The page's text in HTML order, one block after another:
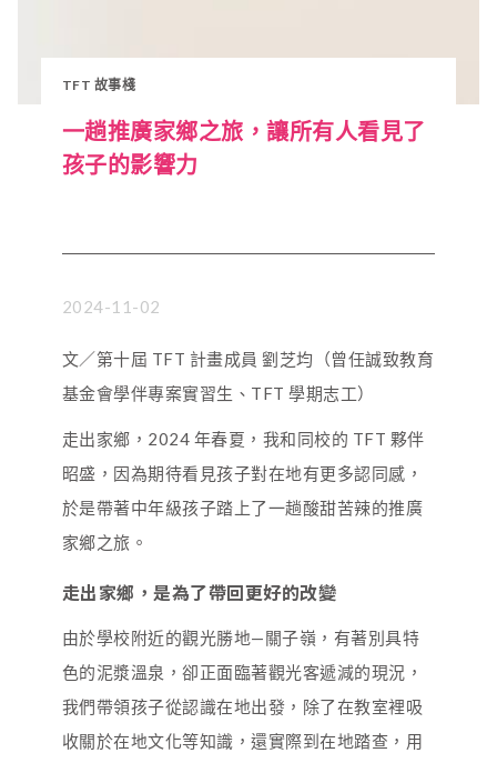
TFT 故事棧
一趟推廣家鄉之旅，讓所有人看見了
孩子的影響力
2024-11-02
文／第十屆 TFT 計畫成員 劉芝均（曾任誠致教育
基金會學伴專案實習生、TFT 學期志工）
走出家鄉，2024 年春夏，我和同校的 TFT 夥伴
昭盛，因為期待看見孩子對在地有更多認同感，
於是帶著中年級孩子踏上了一趟酸甜苦辣的推廣
家鄉之旅。
走出家鄉，是為了帶回更好的改變
由於學校附近的觀光勝地—關子嶺，有著別具特
色的泥漿溫泉，卻正面臨著觀光客遞減的現況，
我們帶領孩子從認識在地出發，除了在教室裡吸
收關於在地文化等知識，還實際到在地踏查，用